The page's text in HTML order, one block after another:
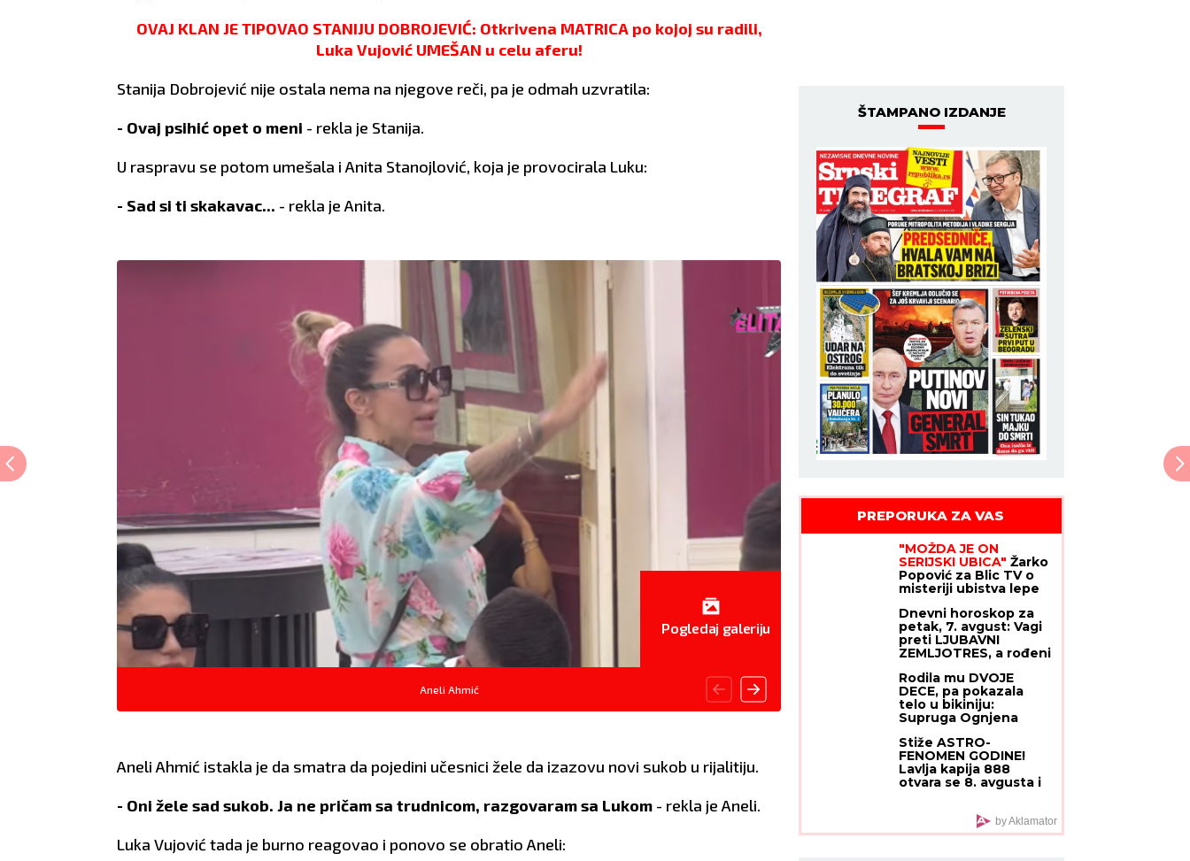
OVAJ KLAN JE TIPOVAO STANIJU DOBROJEVIĆ: Otkrivena MATRICA po kojoj su radili,
Luka Vujović UMEŠAN u celu aferu!
Stanija Dobrojević nije ostala nema na njegove reči, pa je odmah uzvratila:
- Ovaj psihić opet o meni - rekla je Stanija.
U raspravu se potom umešala i Anita Stanojlović, koja je provocirala Luku:
- Sad si ti skakavac... - rekla je Anita.
Aneli Ahmić
Pogledaj galeriju
Aneli Ahmić istakla je da smatra da pojedini učesnici žele da izazovu novi sukob u rijalitiju.
- Oni žele sad sukob. Ja ne pričam sa trudnicom, razgovaram sa Lukom - rekla je Aneli.
Luka Vujović tada je burno reagovao i ponovo se obratio Aneli:
ŠTAMPANO IZDANJE
PREPORUKA ZA VAS
"MOŽDA JE ON
SERIJSKI UBICA" Žarko
Popović za Blic TV o
misteriji ubistva lepe
"Treba proveriti da
nije još negde u Srbiji
napravio neko ZLO"
Dnevni horoskop za
petak, 7. avgust: Vagi
preti LJUBAVNI
ZEMLJOTRES, a rođeni
rizikuju na poslu
Rodila mu DVOJE
DECE, pa pokazala
telo u bikiniju:
Supruga Ognjena
BURU NA MREŽAMA -
svi poleteli da
komentarišu! (FOTO)
Stiže ASTRO-
FENOMEN GODINE!
Lavlja kapija 888
otvara se 8. avgusta i
SUDBINE - ali jedan
RITUAL morate da
by Aklamator